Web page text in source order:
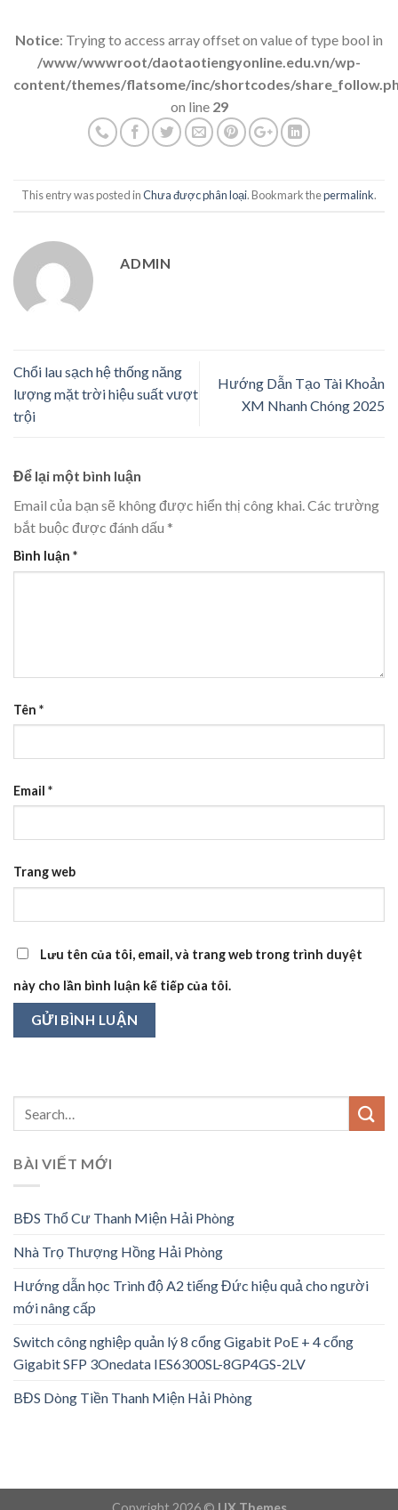
Notice: Trying to access array offset on value of type bool in
/www/wwwroot/daotaotiengyonline.edu.vn/wp-
content/themes/flatsome/inc/shortcodes/
on line 29
This entry was posted inChưa được phân loại. Bookmark thepermalink.
ADMIN
Chổi lau sạch hệ thống năng
lượng mặt trời hiệu suất vượt
trội
Hướng Dẫn Tạo Tài Khoản
XM Nhanh Chóng 2025
Để lại một bình luận
Email của bạn sẽ không được hiển thị công khai.Các trường
bắt buộc được đánh dấu *
Bình luận *
Tên *
Email *
Trang web
Lưu tên của tôi, email, và trang web trong trình duyệt
này cho lần bình luận kế tiếp của tôi.
BÀI VIẾT MỚI
BĐS Thổ Cư Thanh Miện Hải Phòng
Nhà Trọ Thượng Hồng Hải Phòng
Hướng dẫn học Trình độ A2 tiếng Đức hiệu quả cho người
mới nâng cấp
Switch công nghiệp quản lý 8 cổng Gigabit PoE + 4 cổng
Gigabit SFP 3Onedata IES6300SL-8GP4GS-2LV
BĐS Dòng Tiền Thanh Miện Hải Phòng